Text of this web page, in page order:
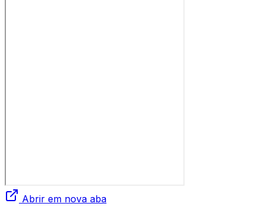
Abrir em nova aba